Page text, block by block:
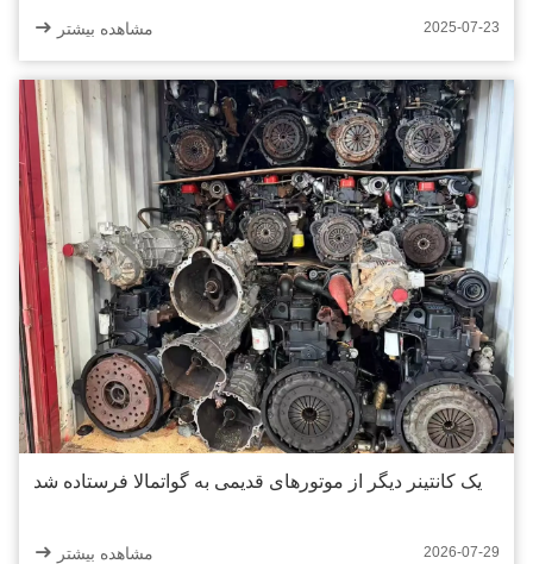
2025-07-23 مشاهده بیشتر
یک کانتینر دیگر از موتورهای قدیمی به گواتمالا فرستاده شد
2026-07-29 مشاهده بیشتر